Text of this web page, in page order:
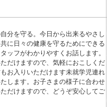
分を守る。今日から出来るやさし
に日々の健康を守るためにできる
ッフがわかりやすくお話します。
だけますので、気軽におこしくだ
お入りいただけます未就学児連れ
します。お子さまの様子に合わせ
だけますので、どうぞ安心してご